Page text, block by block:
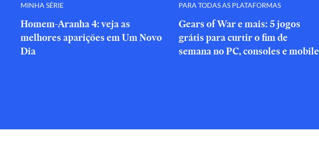
MINHA SÉRIE
Homem-Aranha 4: veja as
melhores aparições em Um Novo
Dia
PARA TODAS AS PLATAFORMAS
Gears of War e mais: 5 jogos
grátis para curtir o fim de
semana no PC, consoles e mobile